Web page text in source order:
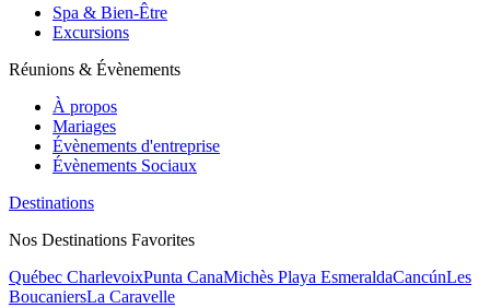
Spa & Bien-Être
Excursions
Réunions & Évènements
À propos
Mariages
Évènements d'entreprise
Évènements Sociaux
Destinations
Nos Destinations Favorites
Québec CharlevoixPunta CanaMichès Playa EsmeraldaCancúnLes
BoucaniersLa Caravelle